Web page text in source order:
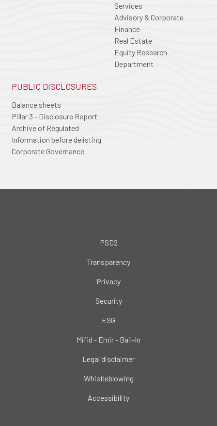
Services
Advisory & Corporate
Finance
Real Estate
Equity Research
Department
PUBLIC DISCLOSURES
Balance sheets
Pillar 3 - Disclosure Report
Archive of Regulated
Information before delisting
Corporate Governance
PSD2
Transparency
Privacy
Security
ESG
Mifid - Emir - Bail-In
Legal disclaimer
Whistleblowing
Accessibility